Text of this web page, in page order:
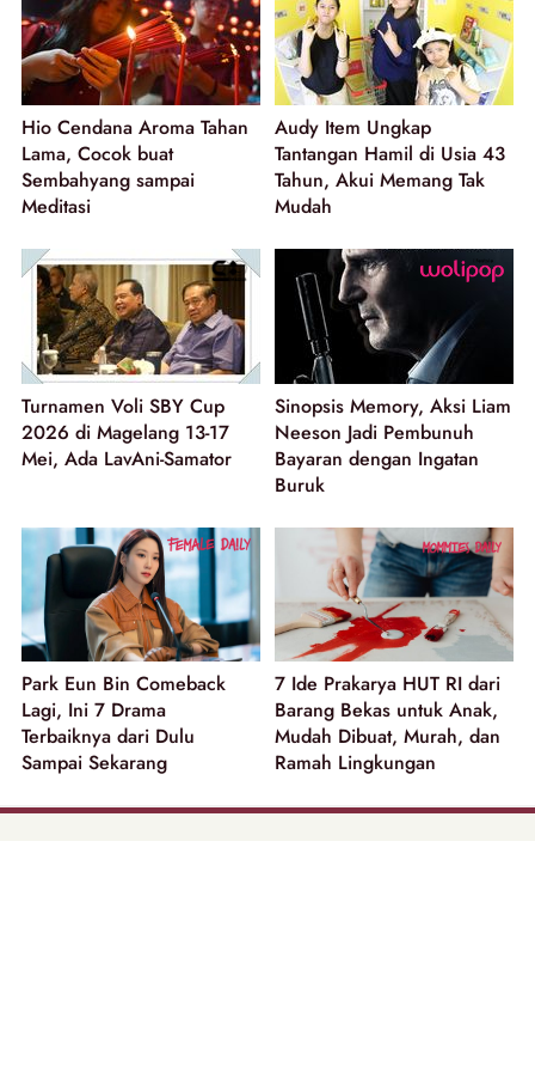
Hio Cendana Aroma Tahan
Lama, Cocok buat
Sembahyang sampai
Meditasi
Audy Item Ungkap
Tantangan Hamil di Usia 43
Tahun, Akui Memang Tak
Mudah
Turnamen Voli SBY Cup
2026 di Magelang 13-17
Mei, Ada LavAni-Samator
Sinopsis Memory, Aksi Liam
Neeson Jadi Pembunuh
Bayaran dengan Ingatan
Buruk
Park Eun Bin Comeback
Lagi, Ini 7 Drama
Terbaiknya dari Dulu
Sampai Sekarang
7 Ide Prakarya HUT RI dari
Barang Bekas untuk Anak,
Mudah Dibuat, Murah, dan
Ramah Lingkungan